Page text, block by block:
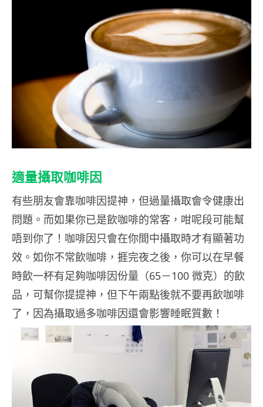
適量攝取咖啡因
有些朋友會靠咖啡因提神，但過量攝取會令健康出
問題。而如果你已是飲咖啡的常客，咁呢段可能幫
唔到你了！咖啡因只會在你間中攝取時才有顯著功
效。如你不常飲咖啡，捱完夜之後，你可以在早餐
時飲一杯有足夠咖啡因份量（65－100 微克）的飲
品，可幫你提提神，但下午兩點後就不要再飲咖啡
了，因為攝取過多咖啡因還會影響睡眠質數！